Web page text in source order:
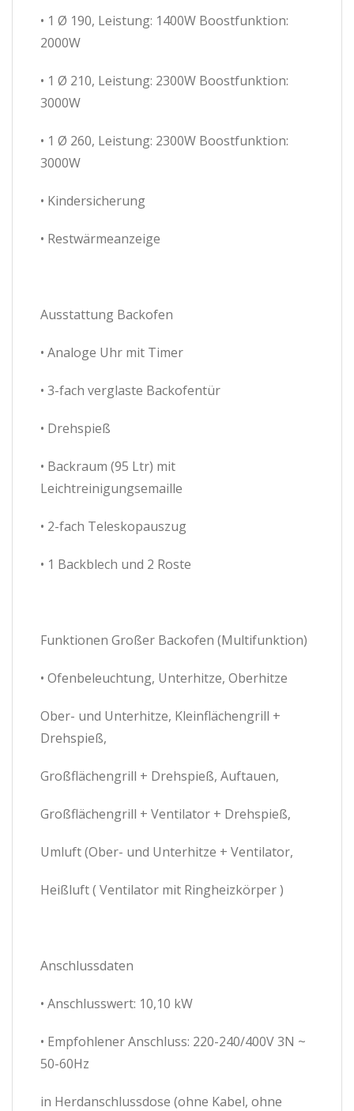
• 1 Ø 190, Leistung: 1400W Boostfunktion:
2000W
• 1 Ø 210, Leistung: 2300W Boostfunktion:
3000W
• 1 Ø 260, Leistung: 2300W Boostfunktion:
3000W
• Kindersicherung
• Restwärmeanzeige
Ausstattung Backofen
• Analoge Uhr mit Timer
• 3-fach verglaste Backofentür
• Drehspieß
• Backraum (95 Ltr) mit
Leichtreinigungsemaille
• 2-fach Teleskopauszug
• 1 Backblech und 2 Roste
Funktionen Großer Backofen (Multifunktion)
• Ofenbeleuchtung, Unterhitze, Oberhitze
Ober- und Unterhitze, Kleinflächengrill +
Drehspieß,
Großflächengrill + Drehspieß, Auftauen,
Großflächengrill + Ventilator + Drehspieß,
Umluft (Ober- und Unterhitze + Ventilator,
Heißluft ( Ventilator mit Ringheizkörper )
Anschlussdaten
• Anschlusswert: 10,10 kW
• Empfohlener Anschluss: 220-240/400V 3N ~
50-60Hz
in Herdanschlussdose (ohne Kabel, ohne